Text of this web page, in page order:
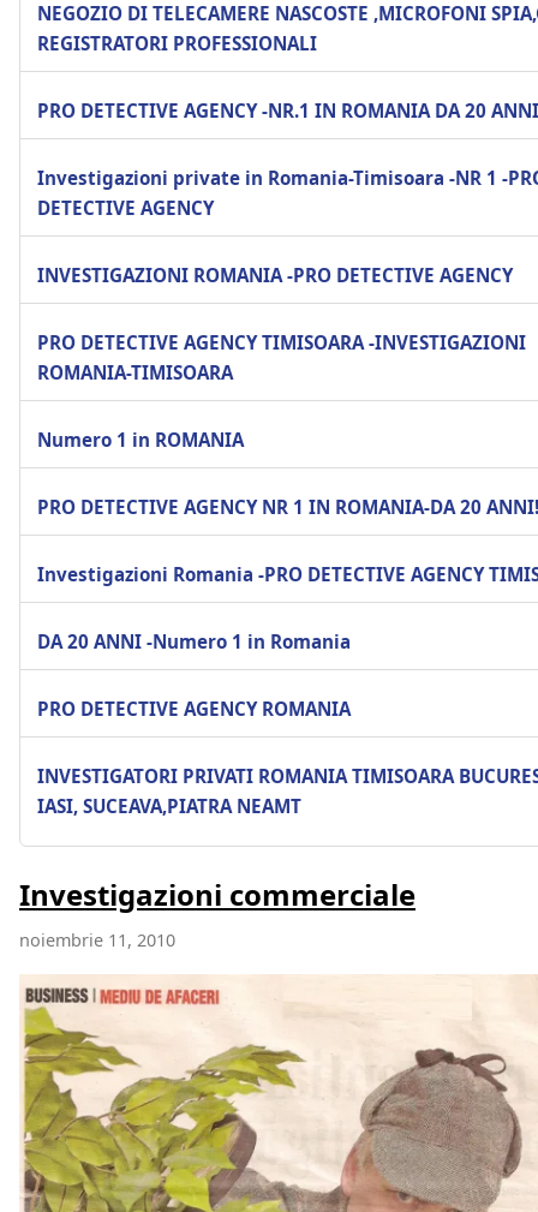
NEGOZIO DI TELECAMERE NASCOSTE ,MICROFONI
REGISTRATORI PROFESSIONALI
PRO DETECTIVE AGENCY -NR.1 IN ROMANIA DA 20 ANNI
Investigazioni private in Romania-Timisoara -NR 1 -
DETECTIVE AGENCY
INVESTIGAZIONI ROMANIA -PRO DETECTIVE AGENCY
PRO DETECTIVE AGENCY TIMISOARA -INVESTIGAZIONI
ROMANIA-TIMISOARA
Numero 1 in ROMANIA
PRO DETECTIVE AGENCY NR 1 IN ROMANIA-DA 20 ANNI!
Investigazioni Romania -PRO DETECTIVE AGENCY
DA 20 ANNI -Numero 1 in Romania
PRO DETECTIVE AGENCY ROMANIA
INVESTIGATORI PRIVATI ROMANIA TIMISOARA
IASI, SUCEAVA,PIATRA NEAMT
Investigazioni commerciale
noiembrie 11, 2010